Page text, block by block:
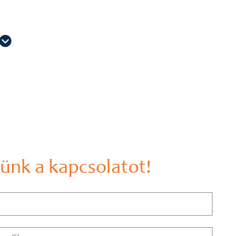
a kapcsolatot!